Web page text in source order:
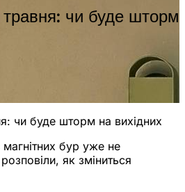
травня: чи буде шторм
чи буде шторм на вихідних
бур уже не
як зміниться